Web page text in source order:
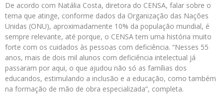
De acordo com Natália Costa, diretora do CENSA, falar sobre o
tema que atinge, conforme dados da Organização das Nações
Unidas (ONU), aproximadamente 10% da população mundial, é
sempre relevante, até porque, o CENSA tem uma história muito
forte com os cuidados às pessoas com deficiência. “Nesses 55
anos, mais de dois mil alunos com deficiência intelectual já
passaram por aqui, o que ajudou não só as famílias dos
educandos, estimulando a inclusão e a educação, como também
na formação de mão de obra especializada”, completa.